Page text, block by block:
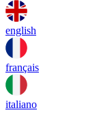
english
français
italiano